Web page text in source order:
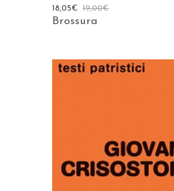
19,00€
18,05€
Brossura
AGGIUNGI AL CARRELLO